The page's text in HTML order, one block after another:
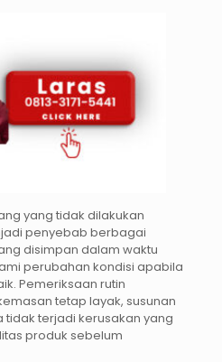
yang tidak dilakukan
penyebab berbagai
disimpan dalam waktu
perubahan kondisi apabila
Pemeriksaan rutin
tetap layak, susunan
terjadi kerusakan yang
produk sebelum